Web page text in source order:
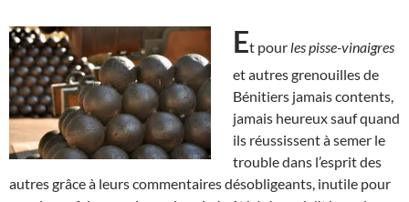
Et pour les pisse-vinaigres
et autres grenouilles de
Bénitiers jamais contents,
jamais heureux sauf quand
ils réussissent à semer le
trouble dans l’esprit des
autres grâce à leurs commentaires désobligeants, inutile pour